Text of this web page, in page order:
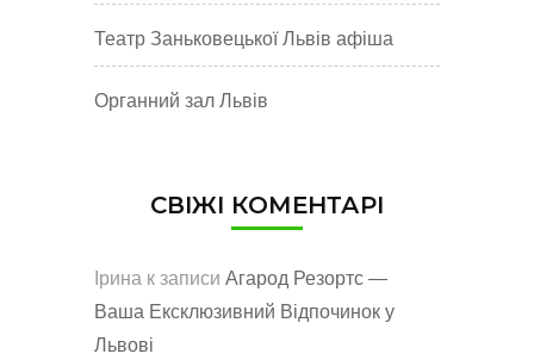
Театр Заньковецької Львів афіша
Органний зал Львів
СВІЖІ КОМЕНТАРІ
Ірина к записи Агарод Резортс —
Ваша Ексклюзивний Відпочинок у
Львові